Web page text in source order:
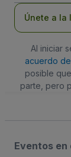
Únete a la
Al iniciar
acuerdo
posible
parte, pero
Eventos en